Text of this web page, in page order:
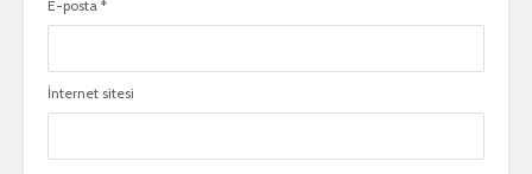
E-posta *
İnternet sitesi